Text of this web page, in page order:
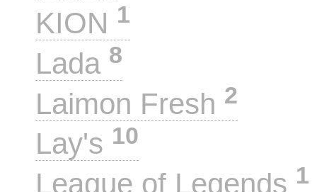
KION 1
Lada 8
Laimon Fresh 2
Lay's 10
League of Legends 1